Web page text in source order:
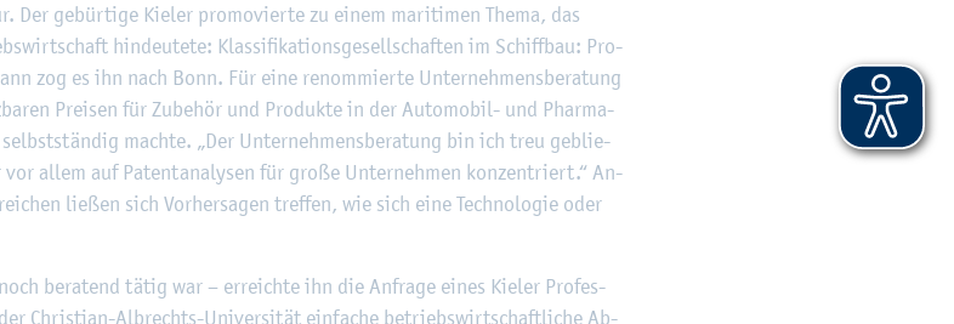
Der ge­bür­ti­ge Kie­ler pro­mo­vier­te zu einem ma­ri­ti­men Thema, das
hin­deu­te­te: Klas­si­fi­ka­ti­ons­ge­sell­schaf­ten im Schiff­bau: Pro­
zog es ihn nach Bonn. Für eine re­nom­mier­te Un­ter­neh­mens­be­ra­tung
Prei­sen für Zu­be­hör und Pro­duk­te in der Au­to­mo­bil- und Phar­ma­
mach­te. „Der Un­ter­neh­mens­be­ra­tung bin ich treu ge­blie­
vor allem auf Pa­ten­t­ana­ly­sen für große Un­ter­neh­men kon­zen­triert.“ An­
lie­ßen sich Vor­her­sa­gen tref­fen, wie sich eine Tech­no­lo­gie oder
be­ra­tend tätig war – er­reich­te ihn die An­fra­ge eines Kie­ler Pro­fes­
Chris­ti­an-Al­brechts-Uni­ver­si­tät ein­fa­che be­triebs­wirt­schaft­li­che Ab­